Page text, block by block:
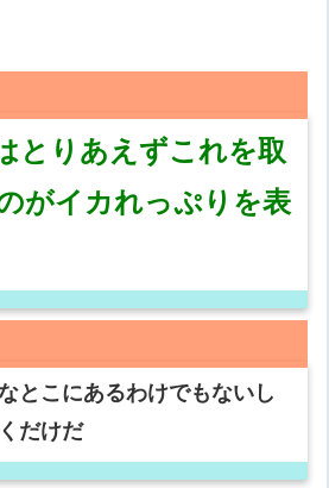
とりあえずこれを取
がイカれっぷりを表
とこにあるわけでもないし
だけだ